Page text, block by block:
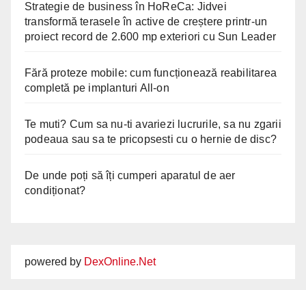
Strategie de business în HoReCa: Jidvei
transformă terasele în active de creștere printr-un
proiect record de 2.600 mp exteriori cu Sun Leader
Fără proteze mobile: cum funcționează reabilitarea
completă pe implanturi All-on
Te muti? Cum sa nu-ti avariezi lucrurile, sa nu zgarii
podeaua sau sa te pricopsesti cu o hernie de disc?
De unde poți să îți cumperi aparatul de aer
condiționat?
powered by DexOnline.Net